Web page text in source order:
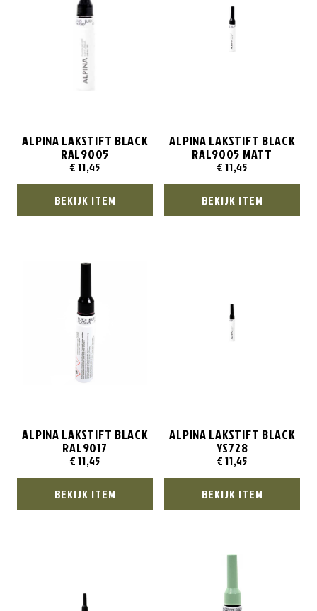
ALPINA LAKSTIFT BLACK
RAL9005
€11,45
BEKIJK ITEM
ALPINA LAKSTIFT BLACK
RAL9005 MATT
€11,45
BEKIJK ITEM
ALPINA LAKSTIFT BLACK
RAL9017
€11,45
BEKIJK ITEM
ALPINA LAKSTIFT BLACK
YS728
€11,45
BEKIJK ITEM